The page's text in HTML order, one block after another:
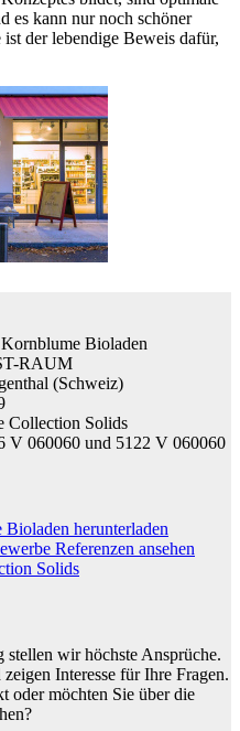
es kann nur noch schöner
der lebendige Beweis dafür,
Bioladen
RAUM
(Schweiz)
Collection Solids
V 060060 und 5122 V 060060
herunterladen
Referenzen ansehen
Solids
wir höchste Ansprüche.
Interesse für Ihre Fragen.
oder möchten Sie über die